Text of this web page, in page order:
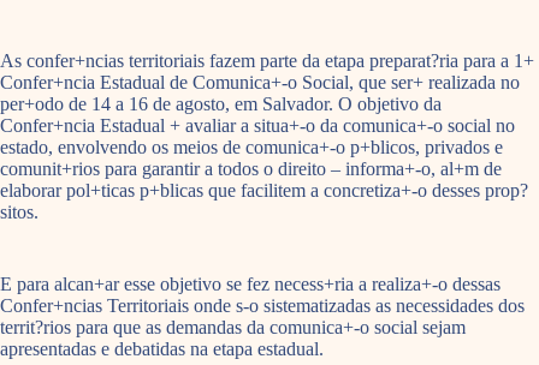
As confer+ncias territoriais fazem parte da etapa preparat?ria para a 1+
Confer+ncia Estadual de Comunica+-o Social, que ser+ realizada no
per+odo de 14 a 16 de agosto, em Salvador. O objetivo da
Confer+ncia Estadual + avaliar a situa+-o da comunica+-o social no
estado, envolvendo os meios de comunica+-o p+blicos, privados e
comunit+rios para garantir a todos o direito – informa+-o, al+m de
elaborar pol+ticas p+blicas que facilitem a concretiza+-o desses prop?
sitos.
E para alcan+ar esse objetivo se fez necess+ria a realiza+-o dessas
Confer+ncias Territoriais onde s-o sistematizadas as necessidades dos
territ?rios para que as demandas da comunica+-o social sejam
apresentadas e debatidas na etapa estadual.